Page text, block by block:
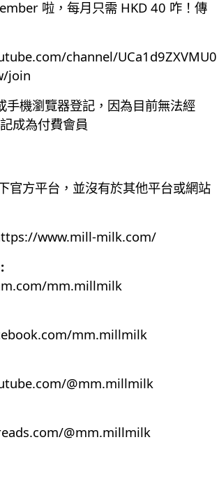
啦，每月只需 HKD 40 咋！傳
channel/UCa1d9ZXVMU0
join
手機瀏覽器登記，因為目前無法經
成為付費會員
官方平台，並沒有於其他平台或網站
www.mill-milk.com/
mm.millmilk
mm.millmilk
@mm.millmilk
@mm.millmilk